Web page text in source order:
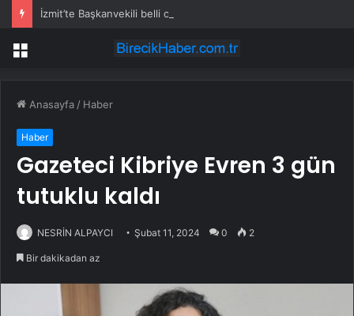
İzmit’te Başkanvekili belli oldu
Menü
Anasayfa / Haber
Haber
Gazeteci Kibriye Evren 3 gün
tutuklu kaldı
NESRİN ALPAYCI Şubat 11, 2024 0 2
Bir dakikadan az